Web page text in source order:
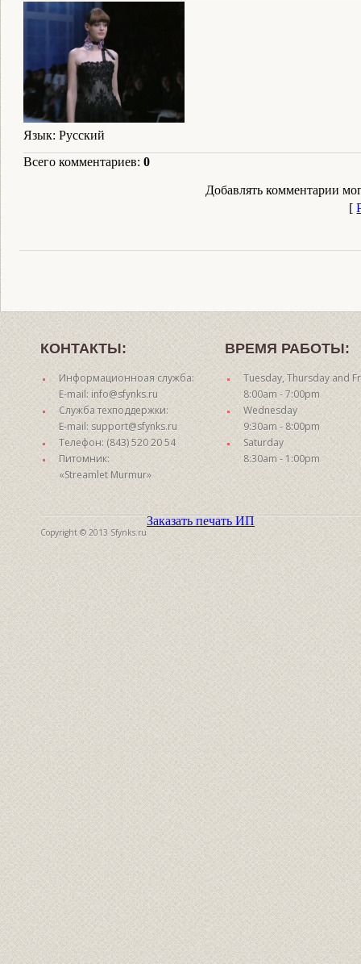
Язык: Русский
Всего комментариев: 0
Добавлять комментарии
[
КОНТАКТЫ:
Информационноая служба:
E-mail: info@sfynks.ru
Служба техподдержки:
E-mail: support@sfynks.ru
Телефон: (843) 520 20 54
Питомник:
«Streamlet Murmur»
ВРЕМЯ РАБОТЫ:
Tuesday, Thursday and
8:00am - 7:00pm
Wednesday
9:30am - 8:00pm
Saturday
8:30am - 1:00pm
Copyright © 2013 Sfynks.ru
Заказать печать ИП